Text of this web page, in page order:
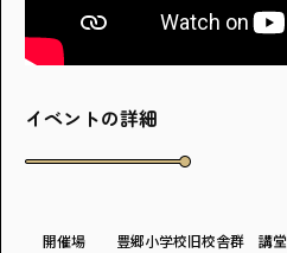
イベントの詳細
開催場
豊郷小学校旧校舎群 講堂